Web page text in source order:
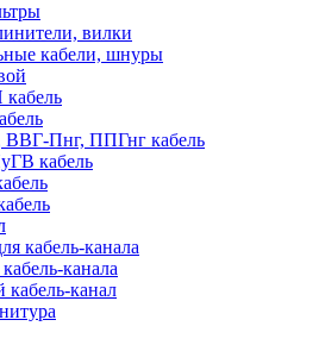
вилки
кабели, шнуры
ВВГ-Пнг, ППГнг кабель
кабель
кабель-канала
канала
кабель-канал